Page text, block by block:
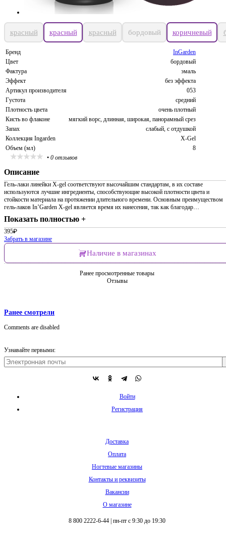
красный красный красный бордовый коричневый
Бренд
InGarden
Цвет
бордовый
Фактура
эмаль
Эффект
без эффекта
Артикул производителя
053
Густота
средний
Плотность цвета
очень плотный
Кисть во флаконе
мягкий ворс, длинная, широкая, панорамный срез
Запах
слабый, с отдушкой
Коллекция Ingarden
X-Gel
Объем (мл)
8
• 0 отзывов
Описание
Гель-лаки линейки X-gel соответствуют высочайшим стандартам, в их составе
используются лучшие ингредиенты, способствующие высокой плотности цвета и
стойкости материала на протяжении длительного времени. Основным преимуществом
гель-лаков In’Garden X-gel является время их нанесения, так как благодар…
Показать полностью +
395₽
Забрать в магазине
Наличие в магазинах
Ранее просмотренные товары
Отзывы
Ранее смотрели
Comments are disabled
Узнавайте первыми:
Войти
Регистрация
Доставка
Оплата
Ногтевые магазины
Контакты и реквизиты
Вакансии
О магазине
8 800 2222-6-44 пн-пт с 9:30 до 19:30